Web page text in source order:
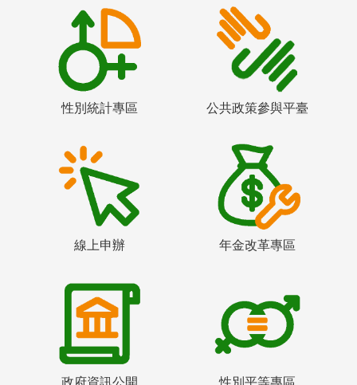
性別統計專區 公共政策參與平臺
線上申辦 年金改革專區
政府資訊公開 性別平等專區